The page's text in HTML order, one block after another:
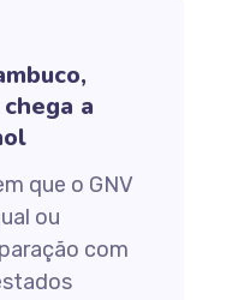
a
que o GNV
ou
com